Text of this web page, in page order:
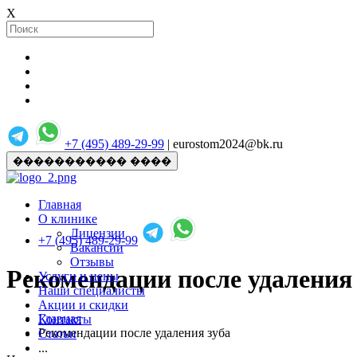
X
+7 (495) 489-29-99 | eurostom2024@bk.ru
����������� ����
Главная
О клинике
Лицензии
Вакансии
Отзывы
Услуги и цены
Наши специалисты
Акции и скидки
Контакты
Статьи
...
+7 (495) 489-29-99
Рекомендации после удаления
Главная
Рекомендации после удаления зуба